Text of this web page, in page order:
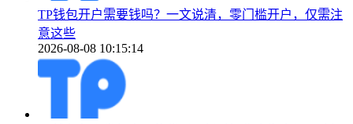
TP钱包开户需要钱吗？一文说清，零门槛开户，仅需注
意这些
2026-08-08 10:15:14